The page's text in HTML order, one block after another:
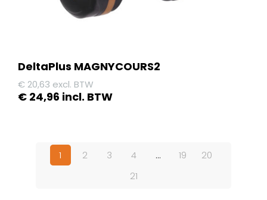
DeltaPlus MAGNYCOURS2
€ 20,63 excl. BTW
€ 24,96 incl. BTW
1 2 3 4 … 19
20
21